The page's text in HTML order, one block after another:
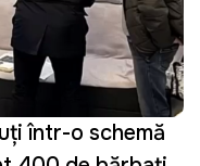
într-o schemă